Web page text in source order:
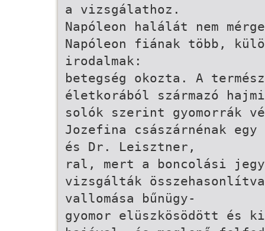
a vizsgálathoz.
Napóleon halálát nem
Napóleon fiának több,
irodalmak:
betegség okozta. A
életkorából származó
solók szerint gyomorrák
Jozefina császárnénak
és Dr. Leisztner,
ral, mert a boncolási
vizsgálták
vallomása bűnügy-
gyomor elüszkösödött és